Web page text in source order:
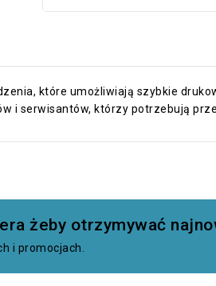
które umożliwiają szybkie
i serwisantów, którzy potrzebują
żeby otrzymywać
i promocjach.